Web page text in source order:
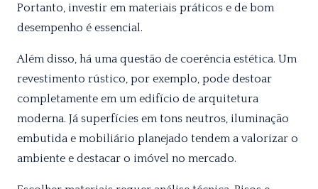
Portanto, investir em materiais práticos e de bom
desempenho é essencial.
Além disso, há uma questão de coerência estética. Um
revestimento rústico, por exemplo, pode destoar
completamente em um edifício de arquitetura
moderna. Já superfícies em tons neutros, iluminação
embutida e mobiliário planejado tendem a valorizar o
ambiente e destacar o imóvel no mercado.